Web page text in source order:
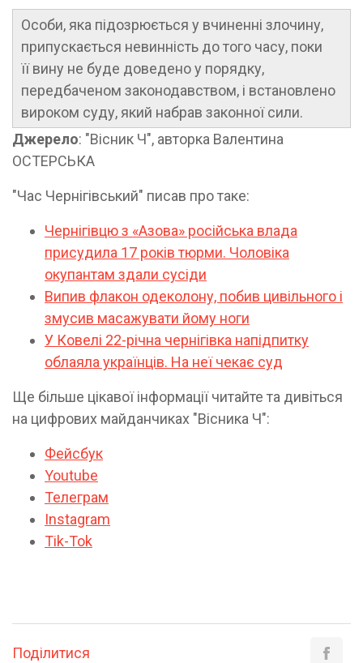
Особи, яка підозрюється у вчиненні злочину,
припускається невинність до того часу, поки
її вину не буде доведено у порядку,
передбаченом законодавством, і встановлено
вироком суду, який набрав законної сили.
Джерело: "Вісник Ч", авторка Валентина
ОСТЕРСЬКА
"Час Чернігівський" писав про таке:
Чернігівцю з «Азова» російська влада
присудила 17 років тюрми. Чоловіка
окупантам здали сусіди
Випив флакон одеколону, побив цивільного і
змусив масажувати йому ноги
У Ковелі 22-річна чернігівка напідпитку
облаяла українців. На неї чекає суд
Ще більше цікавої інформації читайте та дивіться
на цифрових майданчиках "Вісника Ч":
Фейсбук
Youtube
Телеграм
Instagram
Tik-Tok
Поділитися